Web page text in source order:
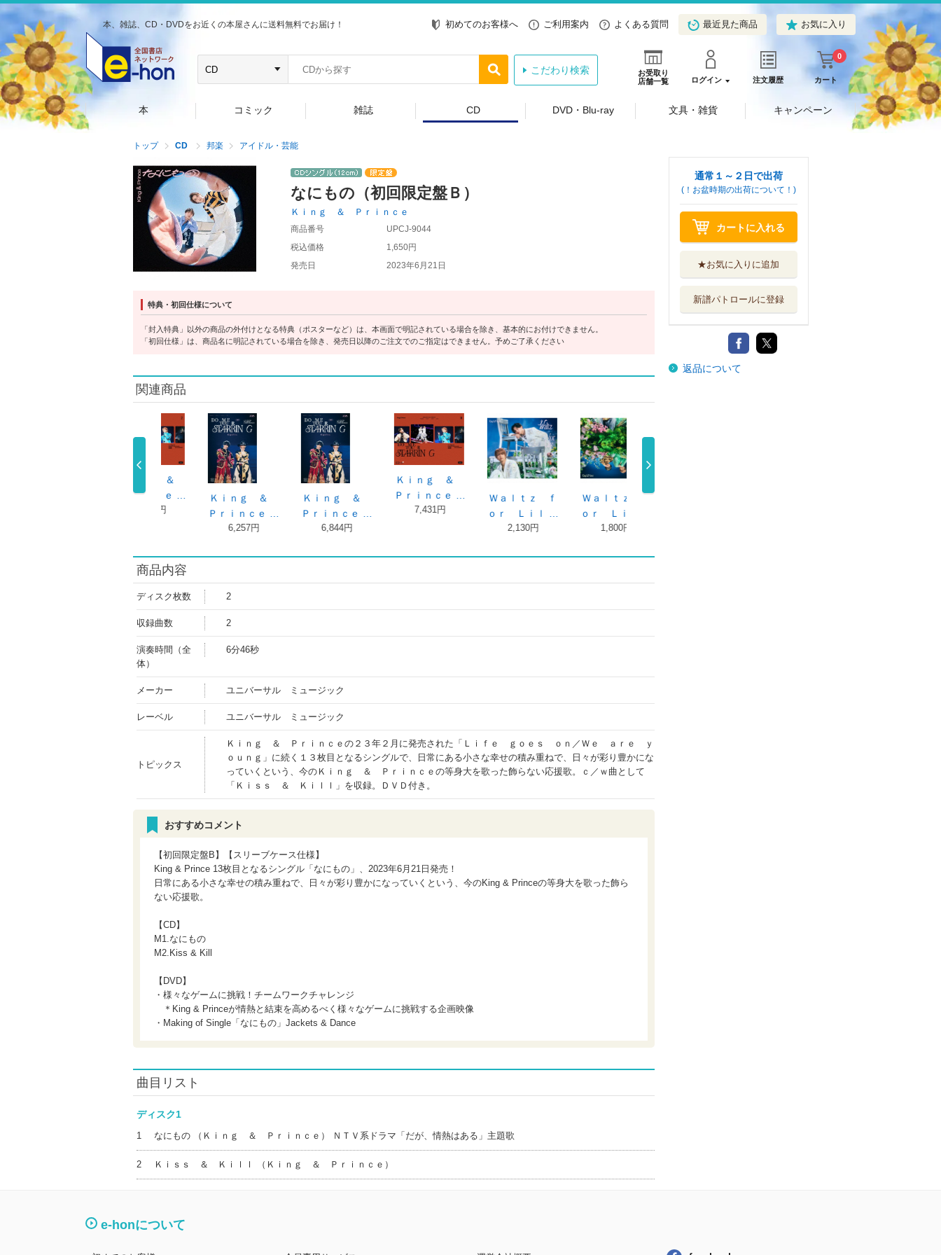
本、雑誌、CD・DVDをお近くの本屋さんに送料無料でお届け！ 初めてのお客様へ ご利用案内 よくある質問 最近見た商品 お気に入り
お受取り
店舗一覧
ログイン 注文履歴 カート
0
こだわり検索
本 コミック 雑誌 CD DVD・Blu-ray 文具・雑貨 キャンペーン
トップ CD 邦楽 アイドル・芸能
なにもの（初回限定盤Ｂ）
Ｋｉｎｇ ＆ Ｐｒｉｎｃｅ
商品番号
UPCJ-9044
税込価格
1,650円
発売日
2023年6月21日
特典・初回仕様について
「封入特典」以外の商品の外付けとなる特典（ポスターなど）は、本画面で明記されている場合を除き、基本的にお付けできません。
「初回仕様」は、商品名に明記されている場合を除き、発売日以降のご注文でのご指定はできません。予めご了承ください
関連商品
Ｗａｌｔｚ ｆ
ｏｒ Ｌｉｌ …
Ｗａｌｔｚ ｆ
ｏｒ Ｌｉｌ …
1,800円
Ｗａｌｔｚ ｆ
ｏｒ Ｌｉｌ …
1,800円
Ｗａｌｔｚ ｆ
ｏｒ Ｌｉｌ …
Ｗａｌｔｚ ｆ
ｏｒ Ｌｉｌ …
2,130円
Ｗａｌｔｚ ｆ
ｏｒ Ｌｉｌ …
商品内容
ディスク枚数 2
収録曲数 2
演奏時間（全
体）
6分46秒
メーカー ユニバーサル ミュージック
レーベル ユニバーサル ミュージック
トピックス
Ｋｉｎｇ ＆ Ｐｒｉｎｃｅの２３年２月に発売された「Ｌｉｆｅ ｇｏｅｓ ｏｎ／Ｗｅ ａｒｅ ｙ
ｏｕｎｇ」に続く１３枚目となるシングルで、日常にある小さな幸せの積み重ねで、日々が彩り豊かにな
っていくという、今のＫｉｎｇ ＆ Ｐｒｉｎｃｅの等身大を歌った飾らない応援歌。ｃ／ｗ曲として
「Ｋｉｓｓ ＆ Ｋｉｌｌ」を収録。ＤＶＤ付き。
おすすめコメント
【初回限定盤B】【スリーブケース仕様】
King & Prince 13枚目となるシングル「なにもの」、2023年6月21日発売！
日常にある小さな幸せの積み重ねで、日々が彩り豊かになっていくという、今のKing & Princeの等身大を歌った飾ら
ない応援歌。
【CD】
M1.なにもの
M2.Kiss & Kill
【DVD】
・様々なゲームに挑戦！チームワークチャレンジ
＊King & Princeが情熱と結束を高めるべく様々なゲームに挑戦する企画映像
・Making of Single「なにもの」Jackets & Dance
曲目リスト
ディスク1
1 なにもの （Ｋｉｎｇ ＆ Ｐｒｉｎｃｅ） ＮＴＶ系ドラマ「だが、情熱はある」主題歌
2 Ｋｉｓｓ ＆ Ｋｉｌｌ （Ｋｉｎｇ ＆ Ｐｒｉｎｃｅ）
通常１～２日で出荷
(！お盆時期の出荷について！)
カートに入れる
★お気に入りに追加
新譜パトロールに登録
返品について
e-honについて